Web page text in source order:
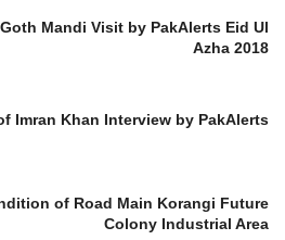
Mandi Visit by PakAlerts Eid Ul
Azha 2018
Imran Khan Interview by PakAlerts
of Road Main Korangi Future
Colony Industrial Area